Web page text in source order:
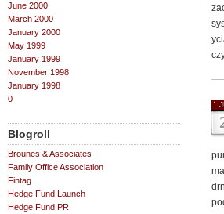
June 2000
March 2000
January 2000
May 1999
January 1999
November 1998
January 1998
0
Blogroll
Brounes & Associates
Family Office Association
Fintag
Hedge Fund Launch
Hedge Fund PR